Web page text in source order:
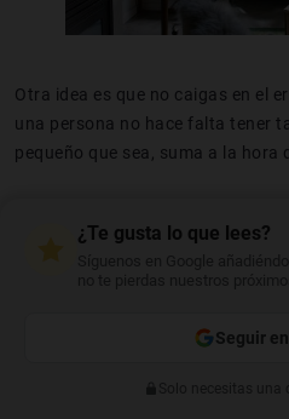
Otra idea es que no caigas en el
una persona no hace falta tener
pequeño que sea, suma a la hora
irte a dormir y antes de salir de
¿Te gusta lo que lees?
Seguir